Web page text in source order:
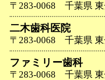
〒283-0068 千葉県 東
二木歯科医院
〒283-0068 千葉県 東
ファミリー歯科
〒283-0068 千葉県 東